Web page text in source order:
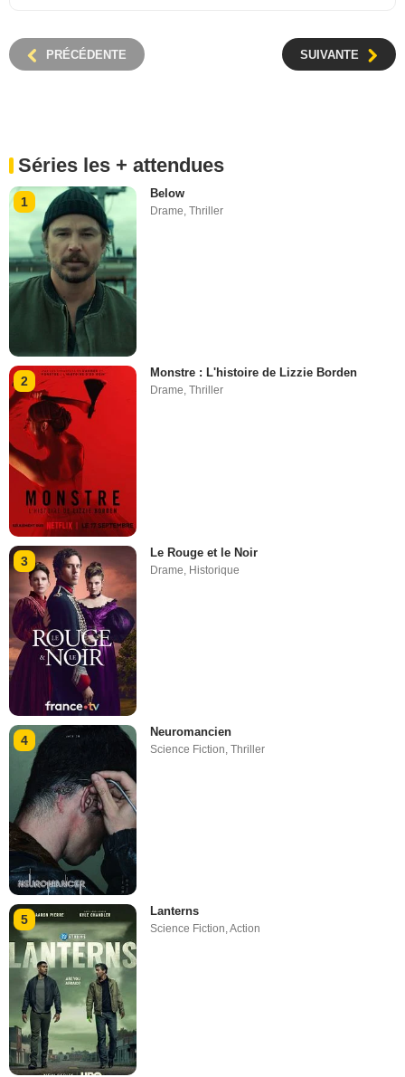
PRÉCÉDENTE SUIVANTE
Séries les + attendues
1
Below
Drame,Thriller
2
Monstre : L'histoire de Lizzie Borden
Drame,Thriller
3
Le Rouge et le Noir
Drame Historique
4
Neuromancien
Science Fiction,Thriller
5
Lanterns
Science Fiction,Action